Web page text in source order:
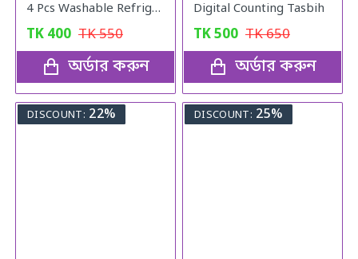
4 Pcs Washable Refrigerator Mats
TK 400 TK550
অর্ডার করুন
Digital Counting Tasbih
TK500 TK650
অর্ডার করুন
DISCOUNT: 22% DISCOUNT: 25%